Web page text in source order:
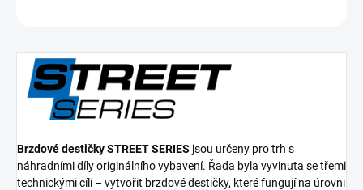
Brzdové destičky STREET SERIES jsou určeny pro trh s
náhradními díly originálního vybavení. Řada byla vyvinuta se třemi
technickými cíli – vytvořit brzdové destičky, které fungují na úrovni